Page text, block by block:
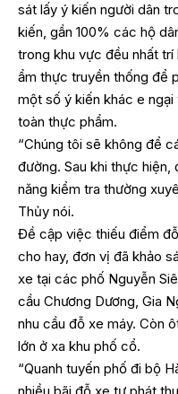
sát lấy ý kiến người dân
kiến, gần 100% các hộ
trong khu vực đều nhất
ẩm thực truyền thống để
một số ý kiến khác e
toàn thực phẩm.
“Chúng tôi sẽ không để
đường. Sau khi thực
năng kiểm tra thường
Thủy nói.
Đề cập việc thiếu điểm
cho hay, đơn vị đã khảo
xe tại các phố Nguyễn
cầu Chương Dương, Gia
nhu cầu đỗ xe máy. Còn
lớn ở xa khu phố cổ.
“Quanh tuyến phố đi bộ